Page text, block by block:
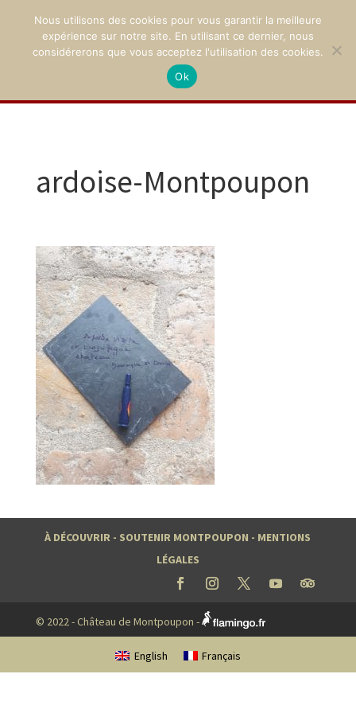
02 47 94 21 15
ardoise-Montpoupon
À DÉCOUVRIR - SOUTENIR MONTPOUPON - MENTIONS
LÉGALES
© 2022 - Château de Montpoupon -
English Français
Nous utilisons des cookies pour vous garantir la meilleure
expérience sur notre site. En utilisant ce dernier, nous
considérerons que vous acceptez l'utilisation des cookies.
Ok